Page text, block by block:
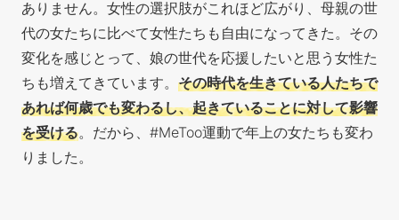
ありません。女性の選択肢がこれほど広がり、母親の世
代の女たちに比べて女性たちも自由になってきた。その
変化を感じとって、娘の世代を応援したいと思う女性た
ちも増えてきています。 その時代を生きている人たちで
あれば何歳でも変わるし、起きていることに対して影響
を受ける。だから、#MeToo運動で年上の女たちも変わ
りました。